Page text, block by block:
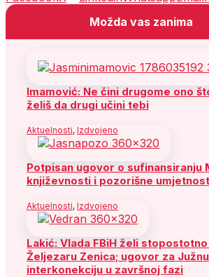
Možda vas zanima
Imamović: Ne čini drugome ono
želiš da drugi učini tebi
Aktuelnosti, Izdvojeno
Potpisan ugovor o sufinansiranju
književnosti i pozorišne
Aktuelnosti, Izdvojeno
Lakić: Vlada FBiH želi
Željezaru Zenica; ugovor za Južnu
interkonekciju u završnoj fazi